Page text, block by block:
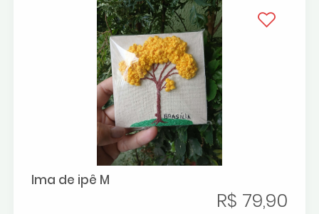
Ima de ipê M
R$ 79,90